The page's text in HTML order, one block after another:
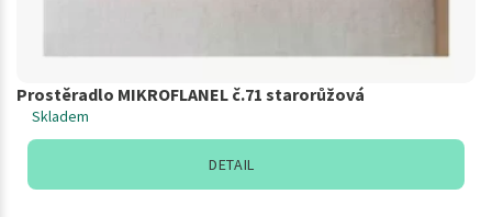
Prostěradlo MIKROFLANEL č.71 starorůžová
Skladem
DETAIL